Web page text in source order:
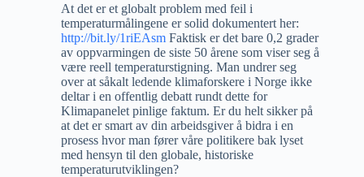
At det er et globalt problem med feil i
temperaturmålingene er solid dokumentert her:
http://bit.ly/1riEAsm Faktisk er det bare 0,2 grader
av oppvarmingen de siste 50 årene som viser seg å
være reell temperaturstigning. Man undrer seg
over at såkalt ledende klimaforskere i Norge ikke
deltar i en offentlig debatt rundt dette for
Klimapanelet pinlige faktum. Er du helt sikker på
at det er smart av din arbeidsgiver å bidra i en
prosess hvor man fører våre politikere bak lyset
med hensyn til den globale, historiske
temperaturutviklingen?